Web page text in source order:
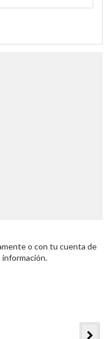
o con tu cuenta de
información.